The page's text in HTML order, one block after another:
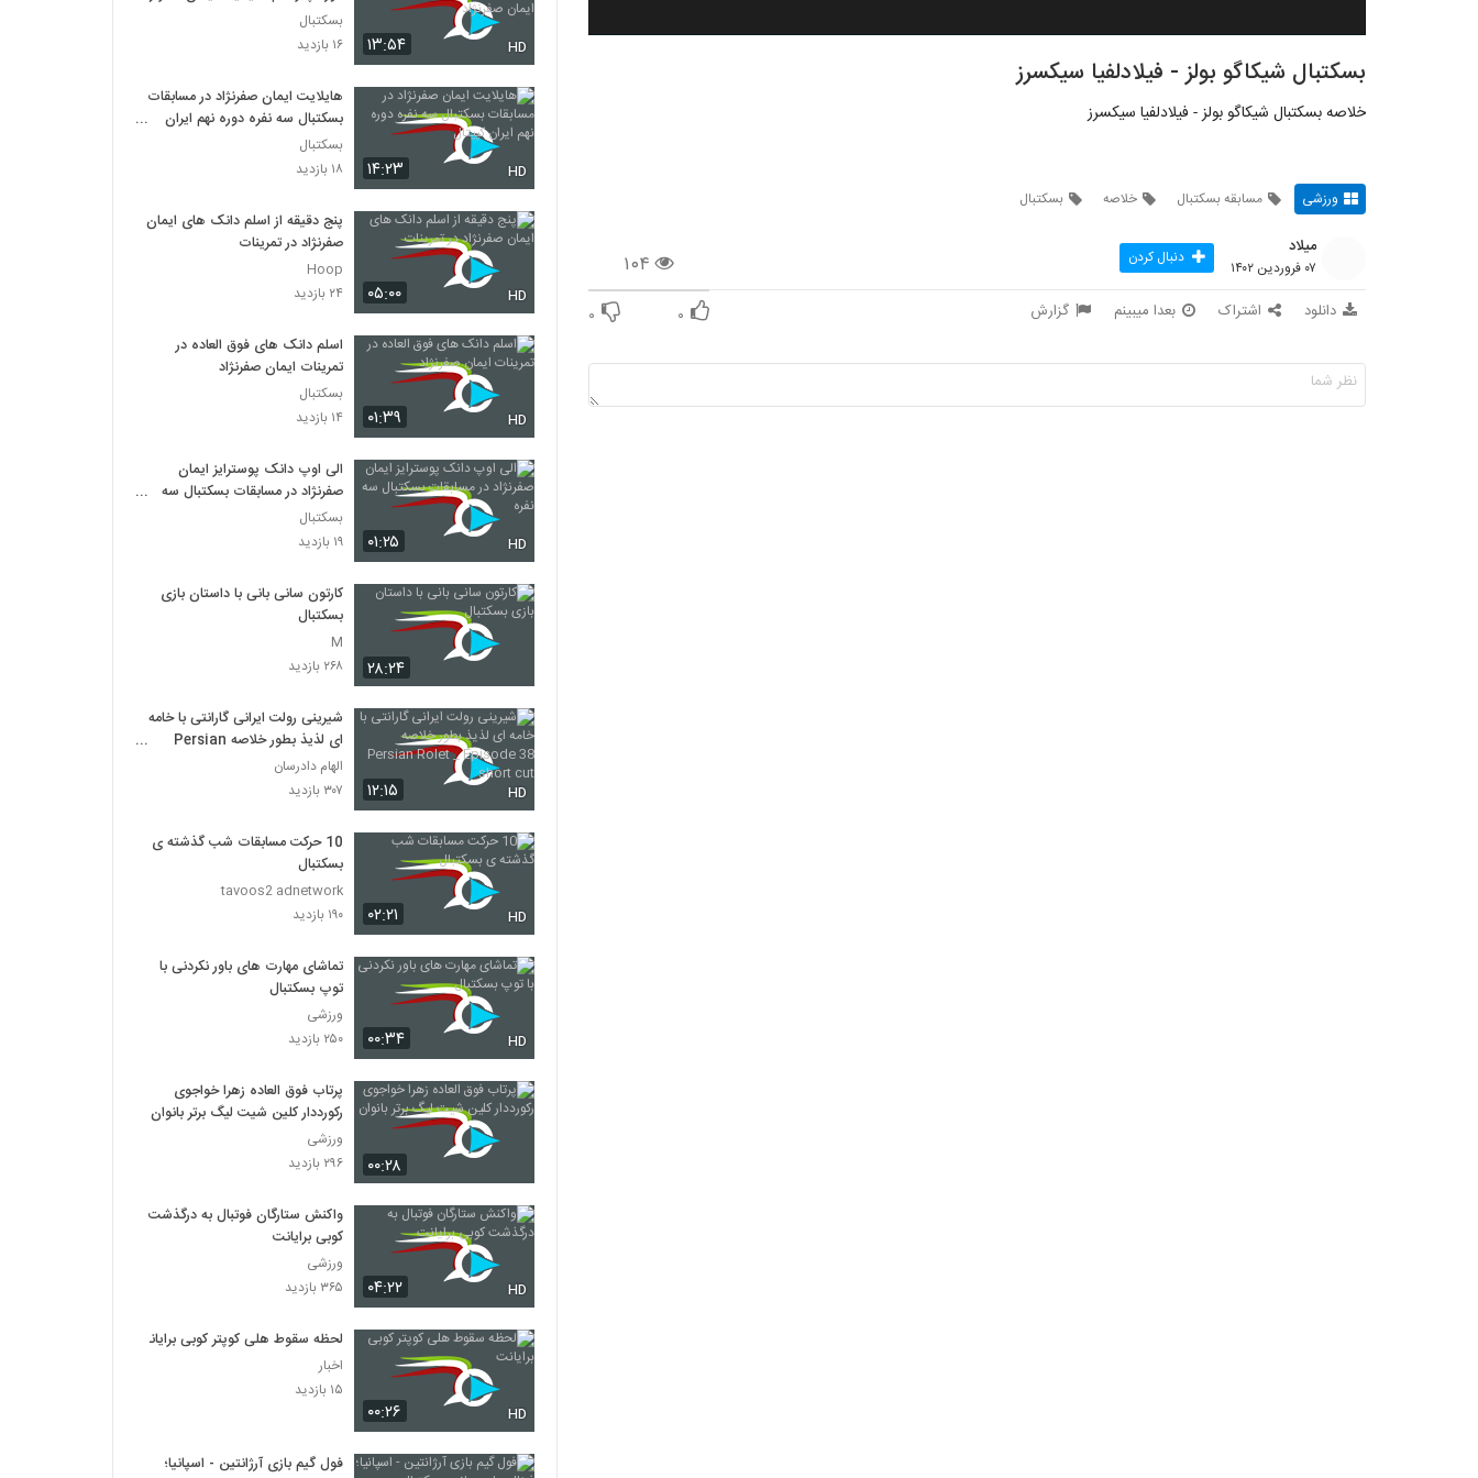
بسکتبال شیکاگو بولز - فیلادلفیا سیکسرز
خلاصه بسکتبال شیکاگو بولز - فیلادلفیا سیکسرز
ورزشی مسابقه بسکتبال خلاصه بسکتبال
۱۰۴
میلاد
۰۷ فروردین ۱۴۰۲ دنبال کردن
دانلود اشتراک بعدا میبینم گزارش ۰ ۰
۱۳:۵۴ HD
بسکتبال
۱۶ بازدید
۱۴:۲۳ HD
هایلایت ایمان صفرنژاد در مسابقات
بسکتبال سه نفره دوره نهم ایران
کپیتال
بسکتبال
۱۸ بازدید
۰۵:۰۰ HD
پنج دقیقه از اسلم دانک های ایمان
صفرنژاد در تمرینات
Hoop
۲۴ بازدید
۰۱:۳۹ HD
اسلم دانک های فوق العاده در
تمرینات ایمان صفرنژاد
بسکتبال
۱۴ بازدید
۰۱:۲۵ HD
الی اوپ دانک پوسترایز ایمان
صفرنژاد در مسابقات بسکتبال سه
نفره
بسکتبال
۱۹ بازدید
۲۸:۲۴
کارتون سانی بانی با داستان بازی
بسکتبال
M
۲۶۸ بازدید
۱۲:۱۵ HD
شیرینی رولت ایرانی گارانتی با خامه
ای لذیذ بطور خلاصه Persian
Rolet _ Episode 38 short cut
الهام دادرسان
۳۰۷ بازدید
۰۲:۲۱ HD
10 حرکت مسابقات شب گذشته ی
بسکتبال
tavoos2 adnetwork
۱۹۰ بازدید
۰۰:۳۴ HD
تماشای مهارت های باور نکردنی با
توپ بسکتبال
ورزشی
۲۵۰ بازدید
۰۰:۲۸
پرتاب فوق‌ العاده زهرا خواجوی
رکورددار کلین شیت لیگ برتر بانوان
ورزشی
۲۹۶ بازدید
۰۴:۲۲ HD
واکنش ستارگان فوتبال به درگذشت
کوبی برایانت
ورزشی
۳۶۵ بازدید
۰۰:۲۶ HD
لحظه سقوط هلی کوپتر کوبی برایانت
اخبار
۱۵ بازدید
فول گیم بازی آرژانتین - اسپانیا؛